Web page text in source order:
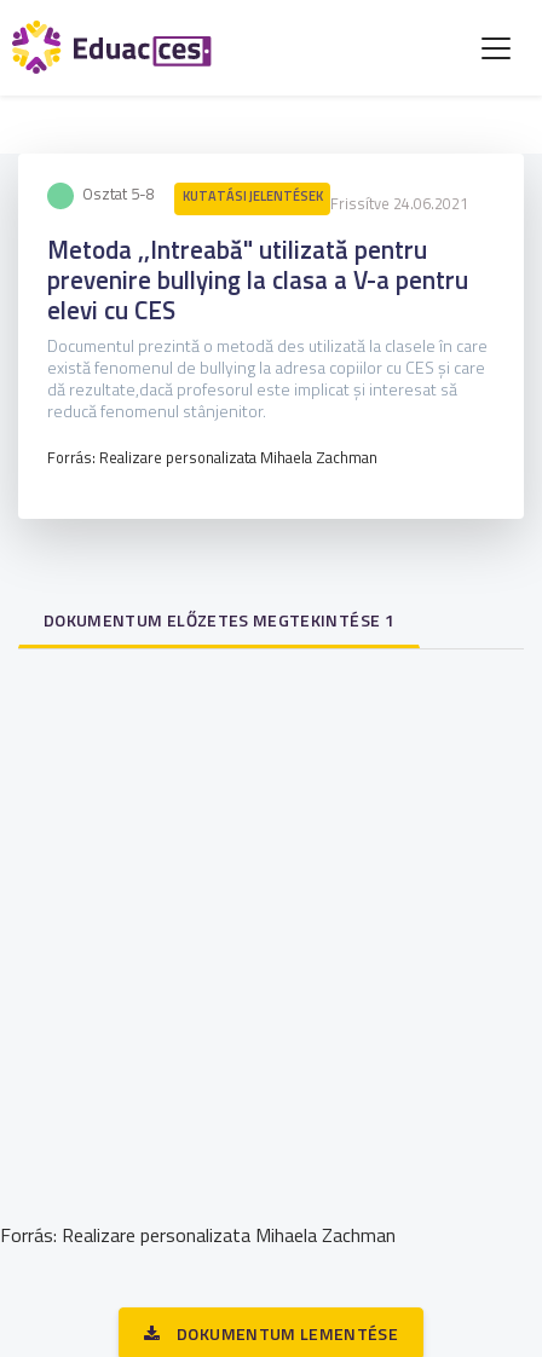
Osztat 5-8 KUTATÁSI JELENTÉSEK Frissítve 24.06.2021
Metoda ,,Intreabă" utilizată pentru
prevenire bullying la clasa a V-a pentru
elevi cu CES
Documentul prezintă o metodă des utilizată la clasele în care
există fenomenul de bullying la adresa copiilor cu CES și care
dă rezultate,dacă profesorul este implicat și interesat să
reducă fenomenul stânjenitor.
Forrás: Realizare personalizata Mihaela Zachman
DOKUMENTUM ELŐZETES MEGTEKINTÉSE 1
Forrás: Realizare personalizata Mihaela Zachman
DOKUMENTUM LEMENTÉSE